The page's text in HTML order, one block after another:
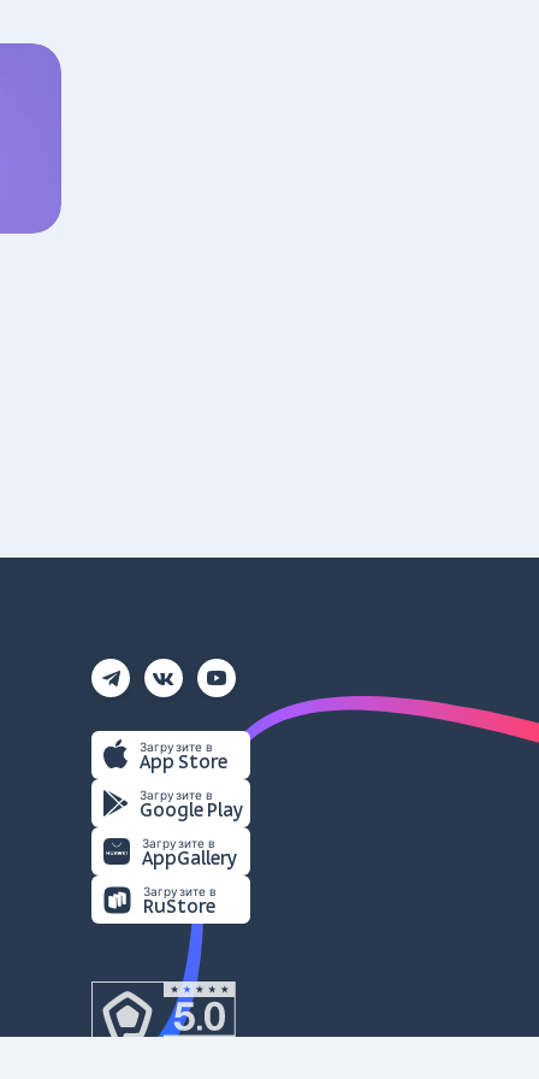
Загрузите в
App Store
Загрузите в
Google Play
Загрузите в
AppGallery
Загрузите в
RuStore